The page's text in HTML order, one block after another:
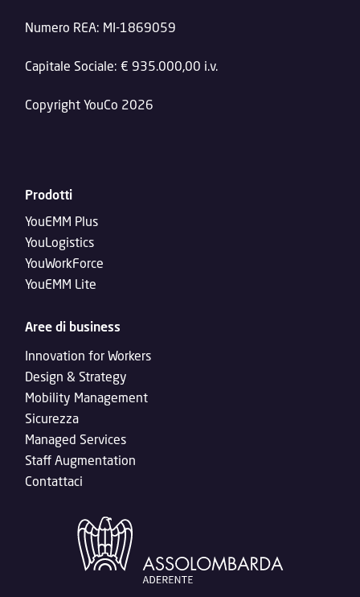
Numero REA: MI-1869059
Capitale Sociale: € 935.000,00 i.v.
Copyright YouCo 2026
Prodotti
YouEMM Plus
YouLogistics
YouWorkForce
YouEMM Lite
Aree di business
Innovation for Workers
Design & Strategy
Mobility Management
Sicurezza
Managed Services
Staff Augmentation
Contattaci